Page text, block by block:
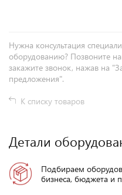
Нужна консультация
оборудованию? Позвоните
закажите звонок, нажав на
предложения".
К списку товаров
Детали
Подбираем
бизнеса, бюджета и